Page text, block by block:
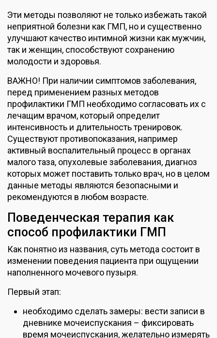
Эти методы позволяют не только избежать такой
неприятной болезни как ГМП, но и существенно
улучшают качество интимной жизни как мужчин,
так и женщин, способствуют сохранению
молодости и здоровья.
ВАЖНО! При наличии симптомов заболевания,
перед применением разных методов
профилактики ГМП необходимо согласовать их с
лечащим врачом, который определит
интенсивность и длительность тренировок.
Существуют противопоказания, например
активный воспалительный процесс в органах
малого таза, опухолевые заболевания, диагноз
которых может поставить только врач, но в целом
данные методы являются безопасными и
рекомендуются в любом возрасте.
Поведенческая терапия как
способ профилактики ГМП
Как понятно из названия, суть метода состоит в
изменении поведения пациента при ощущении
наполненного мочевого пузыря.
Первый этап:
необходимо сделать замеры: вести записи в
дневнике мочеиспускания – фиксировать
время мочеиспускания, желательно измерять